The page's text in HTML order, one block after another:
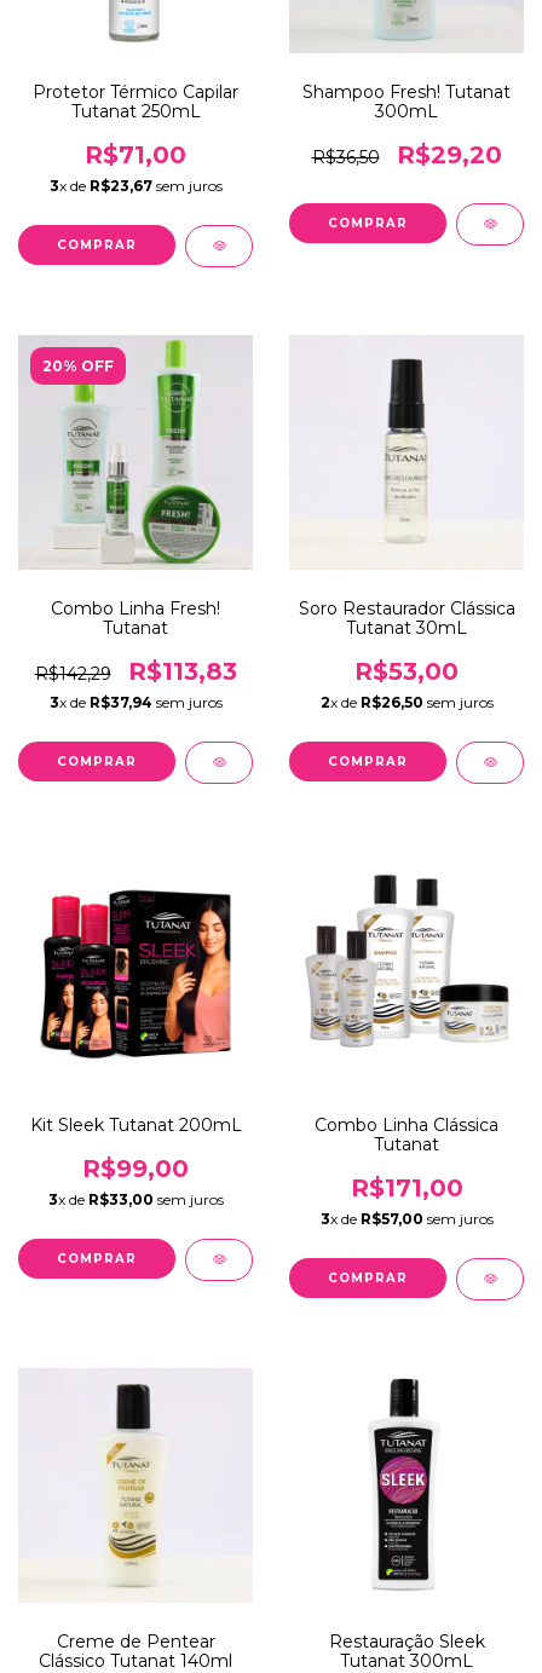
Protetor Térmico Capilar
Tutanat 250mL
R$71,00
3x de R$23,67sem juros
Shampoo Fresh! Tutanat
300mL
R$36,50 R$29,20
20% OFF
Combo Linha Fresh!
Tutanat
R$142,29 R$113,83
3x de R$37,94 sem juros
Soro Restaurador Clássica
Tutanat 30mL
R$53,00
2x de R$26,50 sem juros
Kit Sleek Tutanat 200mL
R$99,00
3x de R$33,00 sem juros
Combo Linha Clássica
Tutanat
R$171,00
3x de R$57,00 sem juros
Creme de Pentear
Clássico Tutanat 140ml
Restauração Sleek
Tutanat 300mL